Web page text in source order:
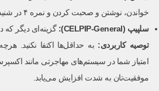
خواندن، نوشتن و صحبت کردن و نمره ۴ در شنیدن).
سلپیپ (CELPIP-General):
گزینه‌ای دیگر که
توصیه کاربردی: به حداقل‌ها اکتفا نکنید.
امتیاز شما در سیستم‌های مهاجرتی مانند
موفقیت‌تان به شدت افزایش می‌یابد.